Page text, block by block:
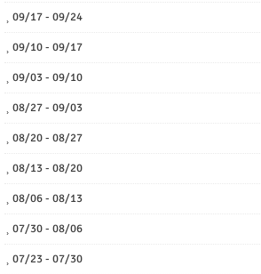
09/17 - 09/24
09/10 - 09/17
09/03 - 09/10
08/27 - 09/03
08/20 - 08/27
08/13 - 08/20
08/06 - 08/13
07/30 - 08/06
07/23 - 07/30